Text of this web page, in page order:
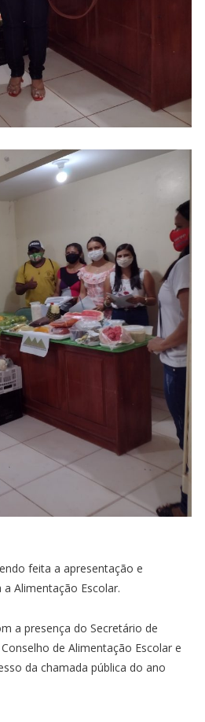
feita a apresentação e
Alimentação Escolar.
a presença do Secretário de
de Alimentação Escolar e
da chamada pública do ano